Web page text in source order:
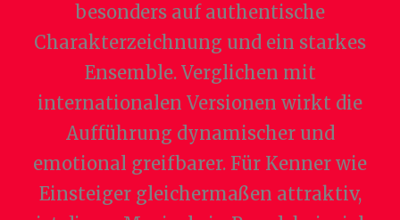
besonders auf authentische
Charakterzeichnung und ein starkes
Ensemble. Verglichen mit
internationalen Versionen wirkt die
Aufführung dynamischer und
emotional greifbarer. Für Kenner wie
Einsteiger gleichermaßen attraktiv,